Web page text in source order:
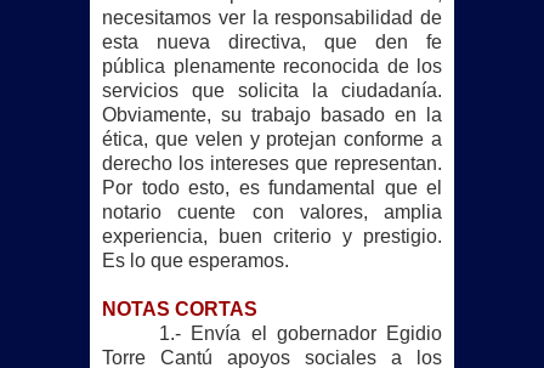
necesitamos ver la responsabilidad de
esta nueva directiva, que den fe
pública plenamente reconocida de los
servicios que solicita la ciudadanía.
Obviamente, su trabajo basado en la
ética, que velen y protejan conforme a
derecho los intereses que representan.
Por todo esto, es fundamental que el
notario cuente con valores, amplia
experiencia, buen criterio y prestigio.
Es lo que esperamos.
NOTAS CORTAS
1.- Envía el gobernador Egidio
Torre Cantú apoyos sociales a los